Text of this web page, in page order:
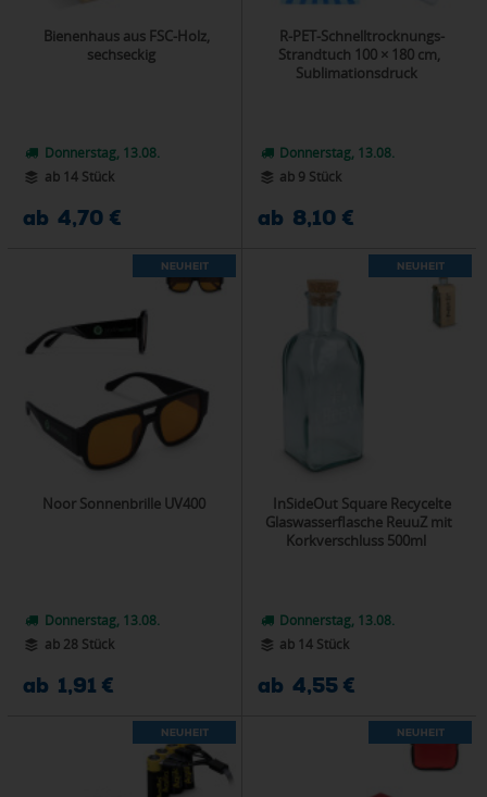
Bienenhaus aus FSC-Holz,
sechseckig
Donnerstag, 13.08.
ab 14 Stück
ab 4,70 €
R-PET-Schnelltrocknungs-
Strandtuch 100 × 180 cm,
Sublimationsdruck
Donnerstag, 13.08.
ab 9 Stück
ab 8,10 €
Noor Sonnenbrille UV400
Donnerstag, 13.08.
ab 28 Stück
ab 1,91 €
InSideOut Square Recycelte
Glaswasserflasche ReuuZ mit
Korkverschluss 500ml
Donnerstag, 13.08.
ab 14 Stück
ab 4,55 €